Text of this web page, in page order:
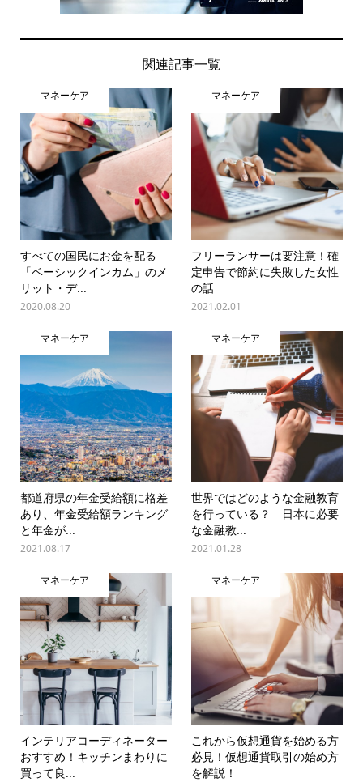
関連記事一覧
マネーケア
すべての国民にお金を配る
「ベーシックインカム」のメ
リット・デ...
2020.08.20
マネーケア
フリーランサーは要注意！確
定申告で節約に失敗した女性
の話
2021.02.01
マネーケア
都道府県の年金受給額に格差
あり、年金受給額ランキング
と年金が...
2021.08.17
マネーケア
世界ではどのような金融教育
を行っている？ 日本に必要
な金融教...
2021.01.28
マネーケア
インテリアコーディネーター
おすすめ！キッチンまわりに
買って良...
マネーケア
これから仮想通貨を始める方
必見！仮想通貨取引の始め方
を解説！